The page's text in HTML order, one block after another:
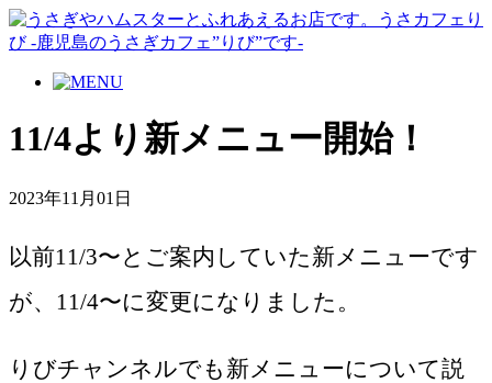
11/4より新メニュー開始！
2023年11月01日
以前11/3〜とご案内していた新メニューです
が、11/4〜に変更になりました。
りびチャンネルでも新メニューについて説